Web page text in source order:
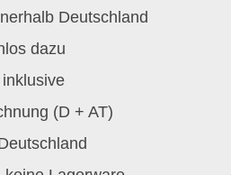
Deutschland
dazu
(D + AT)